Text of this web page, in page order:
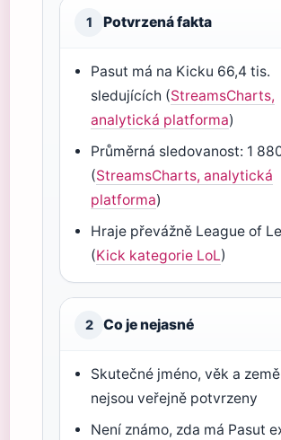
1 Potvrzená fakta
Pasut má na Kicku 66,4 tis.
sledujících (StreamsCharts,
analytická platforma)
Průměrná sledovanost: 1
(StreamsCharts, analytická
platforma)
Hraje převážně League of
(Kick kategorie LoL)
2 Co je nejasné
Skutečné jméno, věk a
nejsou veřejně potvrzeny
Není známo, zda má Pasut